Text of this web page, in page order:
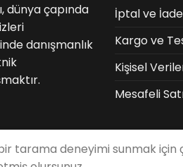
dünya çapında
danışmanlık
İptal ve
Kargo ve
Kişisel
Mesafeli
tarama deneyimi sunmak